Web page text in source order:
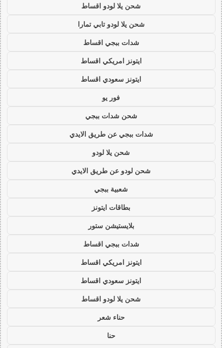
شحن يلا لودو اقساط
شحن يلا لودو تابي تمارا
شدات ببجي اقساط
ايتونز امريكي اقساط
ايتونز سعودي اقساط
فور يو
شحن شدات ببجي
شدات ببجي عن طريق الايدي
شحن يلا لودو
شحن لودو عن طريق الايدي
شعبية ببجي
بطاقات ايتونز
بلايستيشن ستور
شدات ببجي اقساط
ايتونز امريكي اقساط
ايتونز سعودي اقساط
شحن يلا لودو اقساط
حناء شعر
حنا